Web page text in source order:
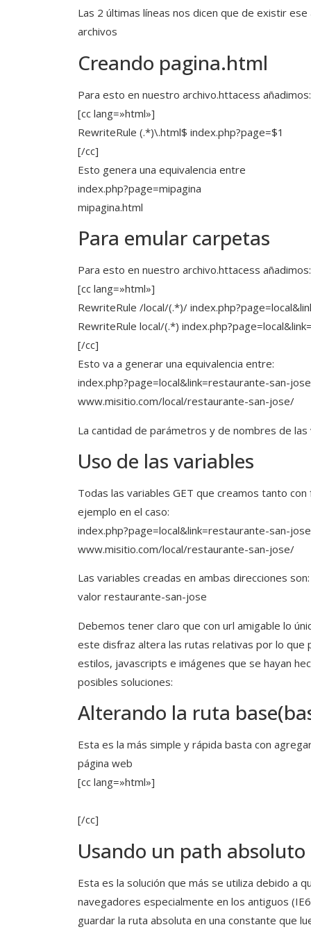
Las 2 últimas líneas nos dicen que de existir
archivos
Creando pagina.html
Para esto en nuestro archivo.httacess añadimos:
[cc lang=»html»]
RewriteRule (.*)\.html$ index.php?page=$1
[/cc]
Esto genera una equivalencia entre
index.php?page=mipagina
mipagina.html
Para emular carpetas
Para esto en nuestro archivo.httacess añadimos:
[cc lang=»html»]
RewriteRule /local/(.*)/
RewriteRule local/(.*)
[/cc]
Esto va a generar una equivalencia entre:
index.php?page=local&link=restaurante-san-jose
www.misitio.com/local/restaurante-san-jose/
La cantidad de parámetros y de nombres de
Uso de las variables
Todas las variables GET que creamos tanto
ejemplo en el caso:
index.php?page=local&link=restaurante-san-jose
www.misitio.com/local/restaurante-san-jose/
Las variables creadas en ambas direcciones
valor restaurante-san-jose
Debemos tener claro que con url amigable lo
este disfraz altera las rutas relativas por lo que
estilos, javascripts e imágenes que se hayan
posibles soluciones:
Alterando la ruta
Esta es la más simple y rápida basta con
página web
[cc lang=»html»]
[/cc]
Usando un path absoluto
Esta es la solución que más se utiliza debido a
navegadores especialmente en los antiguos
guardar la ruta absoluta en una constante que